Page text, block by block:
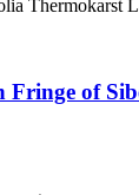
Thermokarst
of